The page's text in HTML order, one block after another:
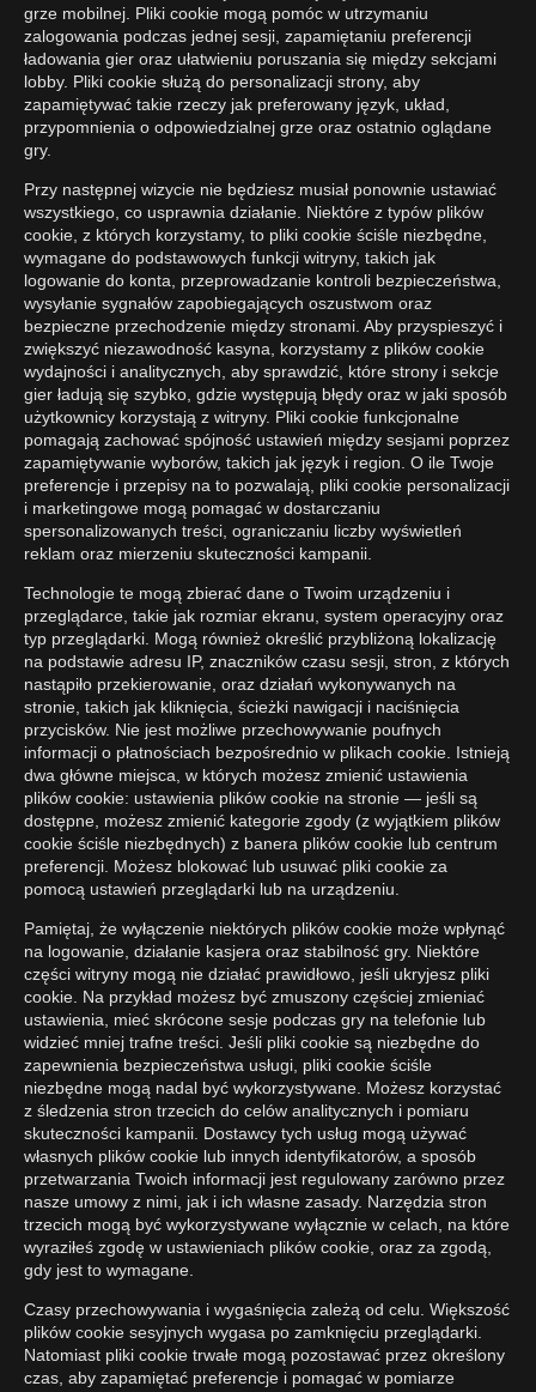
grze mobilnej. Pliki cookie mogą pomóc w utrzymaniu
zalogowania podczas jednej sesji, zapamiętaniu preferencji
ładowania gier oraz ułatwieniu poruszania się między sekcjami
lobby. Pliki cookie służą do personalizacji strony, aby
zapamiętywać takie rzeczy jak preferowany język, układ,
przypomnienia o odpowiedzialnej grze oraz ostatnio oglądane
gry.
Przy następnej wizycie nie będziesz musiał ponownie ustawiać
wszystkiego, co usprawnia działanie. Niektóre z typów plików
cookie, z których korzystamy, to pliki cookie ściśle niezbędne,
wymagane do podstawowych funkcji witryny, takich jak
logowanie do konta, przeprowadzanie kontroli bezpieczeństwa,
wysyłanie sygnałów zapobiegających oszustwom oraz
bezpieczne przechodzenie między stronami. Aby przyspieszyć i
zwiększyć niezawodność kasyna, korzystamy z plików cookie
wydajności i analitycznych, aby sprawdzić, które strony i sekcje
gier ładują się szybko, gdzie występują błędy oraz w jaki sposób
użytkownicy korzystają z witryny. Pliki cookie funkcjonalne
pomagają zachować spójność ustawień między sesjami poprzez
zapamiętywanie wyborów, takich jak język i region. O ile Twoje
preferencje i przepisy na to pozwalają, pliki cookie personalizacji
i marketingowe mogą pomagać w dostarczaniu
spersonalizowanych treści, ograniczaniu liczby wyświetleń
reklam oraz mierzeniu skuteczności kampanii.
Technologie te mogą zbierać dane o Twoim urządzeniu i
przeglądarce, takie jak rozmiar ekranu, system operacyjny oraz
typ przeglądarki. Mogą również określić przybliżoną lokalizację
na podstawie adresu IP, znaczników czasu sesji, stron, z których
nastąpiło przekierowanie, oraz działań wykonywanych na
stronie, takich jak kliknięcia, ścieżki nawigacji i naciśnięcia
przycisków. Nie jest możliwe przechowywanie poufnych
informacji o płatnościach bezpośrednio w plikach cookie. Istnieją
dwa główne miejsca, w których możesz zmienić ustawienia
plików cookie: ustawienia plików cookie na stronie — jeśli są
dostępne, możesz zmienić kategorie zgody (z wyjątkiem plików
cookie ściśle niezbędnych) z banera plików cookie lub centrum
preferencji. Możesz blokować lub usuwać pliki cookie za
pomocą ustawień przeglądarki lub na urządzeniu.
Pamiętaj, że wyłączenie niektórych plików cookie może wpłynąć
na logowanie, działanie kasjera oraz stabilność gry. Niektóre
części witryny mogą nie działać prawidłowo, jeśli ukryjesz pliki
cookie. Na przykład możesz być zmuszony częściej zmieniać
ustawienia, mieć skrócone sesje podczas gry na telefonie lub
widzieć mniej trafne treści. Jeśli pliki cookie są niezbędne do
zapewnienia bezpieczeństwa usługi, pliki cookie ściśle
niezbędne mogą nadal być wykorzystywane. Możesz korzystać
z śledzenia stron trzecich do celów analitycznych i pomiaru
skuteczności kampanii. Dostawcy tych usług mogą używać
własnych plików cookie lub innych identyfikatorów, a sposób
przetwarzania Twoich informacji jest regulowany zarówno przez
nasze umowy z nimi, jak i ich własne zasady. Narzędzia stron
trzecich mogą być wykorzystywane wyłącznie w celach, na które
wyraziłeś zgodę w ustawieniach plików cookie, oraz za zgodą,
gdy jest to wymagane.
Czasy przechowywania i wygaśnięcia zależą od celu. Większość
plików cookie sesyjnych wygasa po zamknięciu przeglądarki.
Natomiast pliki cookie trwałe mogą pozostawać przez określony
czas, aby zapamiętać preferencje i pomagać w pomiarze